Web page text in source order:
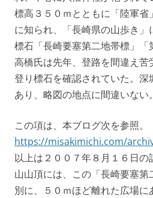
標高３５０ｍとともに「陸軍
に知られ、「長崎県の山歩き」
標石「長崎要塞第二地帯標」「
高橋氏は先年、登路を間違え
登り標石を確認されていた。
あり、略図の地点に間違いない。
この項は、本ブログ次を参
https://misakimichi.com/
以上は２００７年８月１６日
山山頂には、この「長崎要塞
別に、５０ｍほど離れた広場